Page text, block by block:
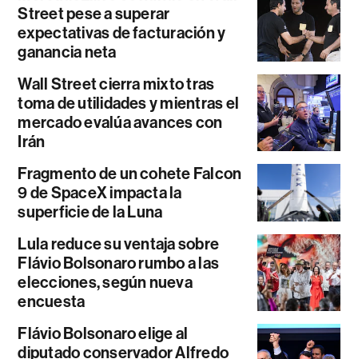
Street pese a superar
expectativas de facturación y
ganancia neta
Wall Street cierra mixto tras
toma de utilidades y mientras el
mercado evalúa avances con
Irán
Fragmento de un cohete Falcon
9 de SpaceX impacta la
superficie de la Luna
Lula reduce su ventaja sobre
Flávio Bolsonaro rumbo a las
elecciones, según nueva
encuesta
Flávio Bolsonaro elige al
diputado conservador Alfredo